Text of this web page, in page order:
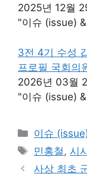
2025년 12월
"이슈 (issue)
3전 4기 수성
프로필 국회의
2026년 03월
"이슈 (issue)
카
테
이슈
태
그
민홍철 ,시
사상 최초